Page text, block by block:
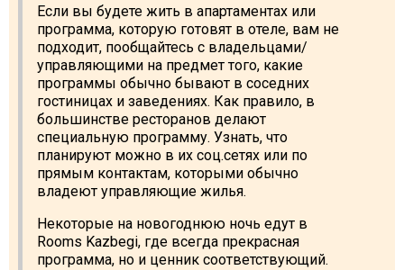
Если вы будете жить в апартаментах или
программа, которую готовят в отеле, вам не
подходит, пообщайтесь с владельцами/
управляющими на предмет того, какие
программы обычно бывают в соседних
гостиницах и заведениях. Как правило, в
большинстве ресторанов делают
специальную программу. Узнать, что
планируют можно в их соц.сетях или по
прямым контактам, которыми обычно
владеют управляющие жилья.
Некоторые на новогоднюю ночь едут в
Rooms Kazbegi, где всегда прекрасная
программа, но и ценник соответствующий.